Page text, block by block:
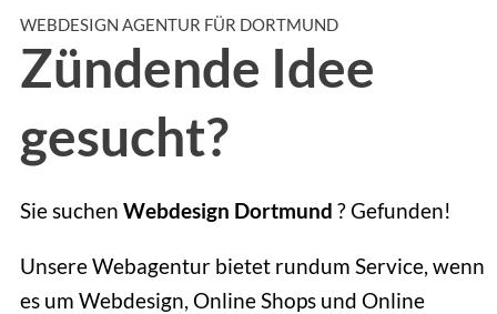
WEBDESIGN AGENTUR FÜR DORTMUND
Zündende Idee
gesucht?
Sie suchen Webdesign Dortmund ? Gefunden!
Unsere Webagentur bietet rundum Service, wenn
es um Webdesign, Online Shops und Online